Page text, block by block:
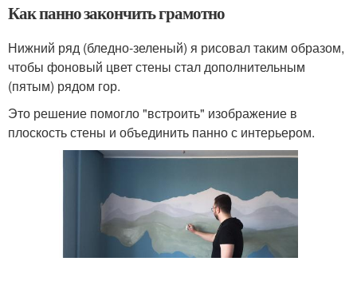
Как панно закончить грамотно
Нижний ряд (бледно-зеленый) я рисовал таким образом,
чтобы фоновый цвет стены стал дополнительным
(пятым) рядом гор.
Это решение помогло "встроить" изображение в
плоскость стены и объединить панно с интерьером.